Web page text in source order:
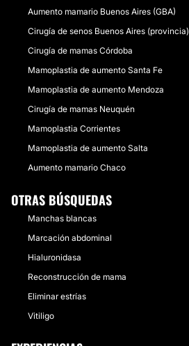
Aumento mamario Buenos Aires (GBA)
Cirugía de senos Buenos Aires (provincia)
Cirugía de mamas Córdoba
Mamoplastia de aumento Santa Fe
Mamoplastia de aumento Mendoza
Cirugía de mamas Neuquén
Mamoplastia Corrientes
Mamoplastia de aumento Salta
Aumento mamario Chaco
OTRAS BÚSQUEDAS
Manchas blancas
Marcación abdominal
Hialuronidasa
Reconstrucción de mama
Eliminar estrías
Vitiligo